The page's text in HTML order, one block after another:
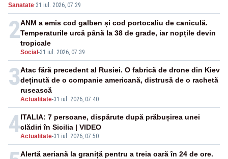
Sanatate·31 iul. 2026, 07:29
2
Social -31 iul. 2026, 07:39
ANM a emis cod galben și cod portocaliu de caniculă.
Temperaturile urcă până la 38 de grade, iar nopțile devin
tropicale
3
Actualitate-31 iul. 2026, 07:40
Atac fără precedent al Rusiei. O fabrică de drone din Kiev
deținută de o companie americană, distrusă de o rachetă
rusească
4Actualitate-31 iul. 2026, 07:50
ITALIA: 7 persoane, dispărute după prăbușirea unei
clădiri în Sicilia | VIDEO
Alertă aeriană la graniță pentru a treia oară în 24 de ore.